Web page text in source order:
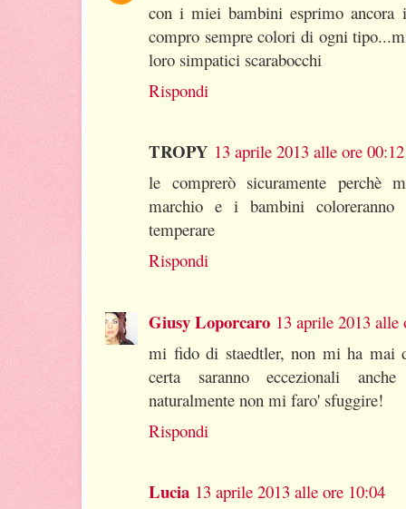
con i miei bambini esprimo
compro sempre colori di ogni
loro simpatici scarabocchi
Rispondi
TROPY 13 aprile 2013 alle ore 00:12
le comprerò sicuramente perchè
marchio e i bambini coloreranno
temperare
Rispondi
Giusy Loporcaro 13 aprile 2013 alle
mi fido di staedtler, non mi ha mai
certa saranno eccezionali
naturalmente non mi faro' sfuggire!
Rispondi
Lucia 13 aprile 2013 alle ore 10:04